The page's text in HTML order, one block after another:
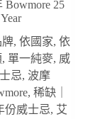
Bowmore 25
Year
牌,依國家,依
, 單一純麥, 威
士忌, 波摩
, 稀缺｜
份威士忌, 艾